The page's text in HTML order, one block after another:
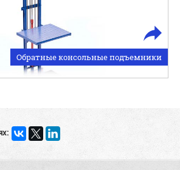
Обратные консольные подъемники